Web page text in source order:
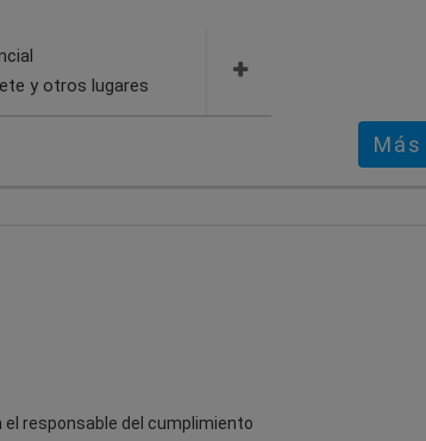
y otros lugares
responsable del cumplimiento